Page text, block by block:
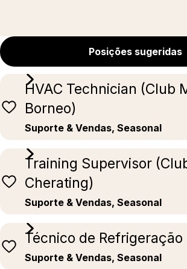
Posições sugeridas
HVAC Technician (Club
Borneo)
Suporte & Vendas, Seasonal
Training Supervisor
Cherating)
Suporte & Vendas, Seasonal
Técnico de Refrigeração
Suporte & Vendas, Seasonal